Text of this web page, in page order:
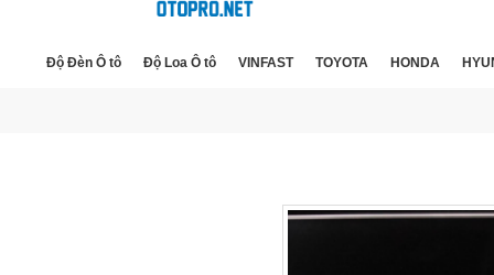
Độ Đèn Ô tô Độ Loa Ô tô VINFAST TOYOTA HONDA